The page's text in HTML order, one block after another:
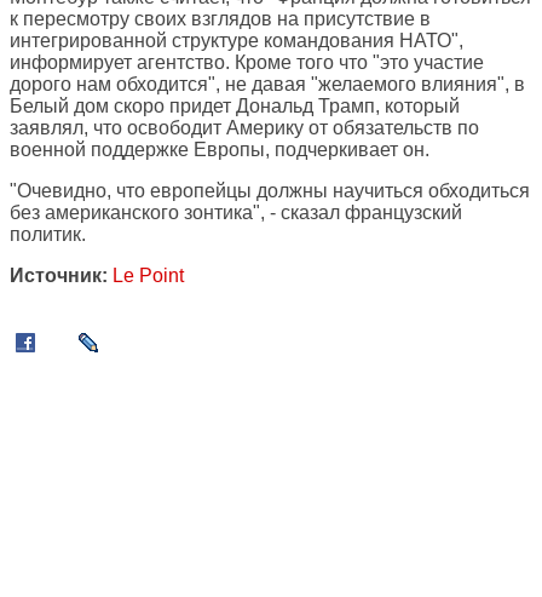
к пересмотру своих взглядов на присутствие в
интегрированной структуре командования НАТО",
информирует агентство. Кроме того что "это участие
дорого нам обходится", не давая "желаемого влияния", в
Белый дом скоро придет Дональд Трамп, который
заявлял, что освободит Америку от обязательств по
военной поддержке Европы, подчеркивает он.
"Очевидно, что европейцы должны научиться обходиться
без американского зонтика", - сказал французский
политик.
Источник: Le Point